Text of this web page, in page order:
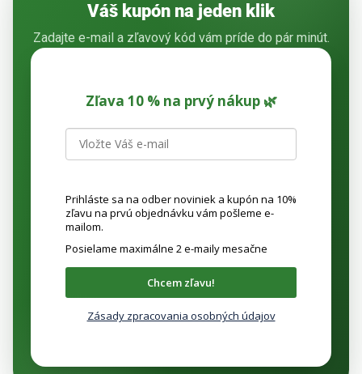
e
p
r
y
v
p
s
u
Váš kupón na jeden klik
Zadajte e-mail a zľavový kód vám príde do pár minút.
Zľava 10 % na prvý nákup 🌿
Prihláste sa na odber noviniek a kupón na 10%
zľavu na prvú objednávku vám pošleme e-
mailom.
Posielame maximálne 2 e-maily mesačne
Chcem zľavu!
Zásady zpracovania osobných údajov